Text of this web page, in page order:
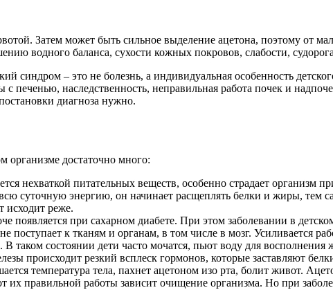
Затем может быть сильное выделение ацетона, поэтому от
водного баланса, сухости кожных покровов, слабости,
синдром – это не болезнь, а индивидуальная особенность
печенью, наследственность, неправильная работа почек и
диагноза нужно.
организме достаточно много:
нехваткой питательных веществ, особенно страдает организм
суточную энергию, он начинает расщеплять белки и жиры, тем
исходит реже.
появляется при сахарном диабете. При этом заболевании в
поступает к тканям и органам, в том числе в мозг. Усиливается
В таком состоянии дети часто мочатся, пьют воду для
происходит резкий всплеск гормонов, которые заставляют
температура тела, пахнет ацетоном изо рта, болит живот.
их правильной работы зависит очищение организма. Но при